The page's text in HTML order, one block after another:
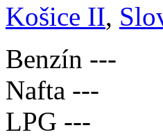
Košice II,
Benzín ---
Nafta ---
LPG ---